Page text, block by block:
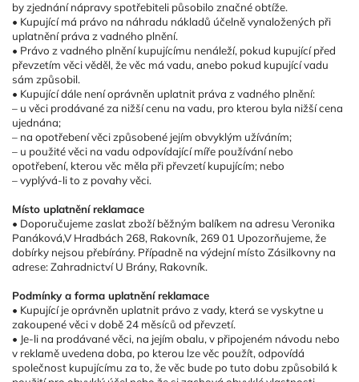
by zjednání nápravy spotřebiteli působilo značné obtíže.
• Kupující má právo na náhradu nákladů účelně vynaložených při
uplatnění práva z vadného plnění.
• Právo z vadného plnění kupujícímu nenáleží, pokud kupující před
převzetím věci věděl, že věc má vadu, anebo pokud kupující vadu
sám způsobil.
• Kupující dále není oprávněn uplatnit práva z vadného plnění:
– u věci prodávané za nižší cenu na vadu, pro kterou byla nižší cena
ujednána;
– na opotřebení věci způsobené jejím obvyklým užíváním;
– u použité věci na vadu odpovídající míře používání nebo
opotřebení, kterou věc měla při převzetí kupujícím; nebo
– vyplývá-li to z povahy věci.
Místo uplatnění reklamace
• Doporučujeme zaslat zboží běžným balíkem na adresu Veronika
Panáková,V Hradbách 268, Rakovník, 269 01 Upozorňujeme, že
dobírky nejsou přebírány. Případně na výdejní místo Zásilkovny na
adrese: Zahradnictví U Brány, Rakovník.
Podmínky a forma uplatnění reklamace
• Kupující je oprávněn uplatnit právo z vady, která se vyskytne u
zakoupené věci v době 24 měsíců od převzetí.
• Je-li na prodávané věci, na jejím obalu, v připojeném návodu nebo
v reklamě uvedena doba, po kterou lze věc použít, odpovídá
společnost kupujícímu za to, že věc bude po tuto dobu způsobilá k